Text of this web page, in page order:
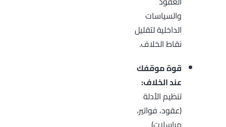
والسياسات
الداخلية لتقليل
نقاط الخلاف.
قوة موقفك
عند الخلاف:
تنظيم الأدلة
(عقود، فواتير،